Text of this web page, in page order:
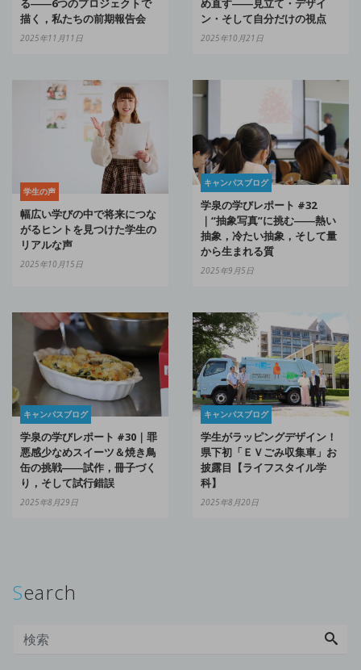
る――6つのプロジェクトで
描く，私たちの前期報告会
2025年11月11日
め直す――見立て・デザイ
ン・そして自分だけの視点
2025年10月21日
学生の声
幅広い学びの中で将来につな
がるヒントを見つけた学生の
リアルな声
2025年10月15日
キャンパスブログ
学泉の学びレポート #32
｜“抽象写真”に挑む――熱い
抽象，冷たい抽象，そして量
から生まれる質
2025年9月5日
キャンパスブログ
学泉の学びレポート #30｜罪
悪感少なめスイーツ＆焼き鳥
缶の挑戦――試作，冊子づく
り，そして試行錯誤
2025年8月29日
キャンパスブログ
学生がラッピングデザイン！
県下初「ＥＶごみ収集車」お
披露目【ライフスタイル学
科】
2025年8月20日
Search